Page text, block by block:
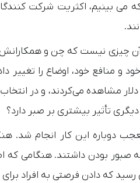
می بینیم، اکثریت شرکت
چیزی نیست که چن و همکارانش
مقابل 60 دلار مشاهده می‌کردند، و
تأثیر بیشتری بر صبر دارد؟
دوباره این کار انجام شد.
صبور بودن داشتند. هنگامی که
که دادن فرصتی به افراد